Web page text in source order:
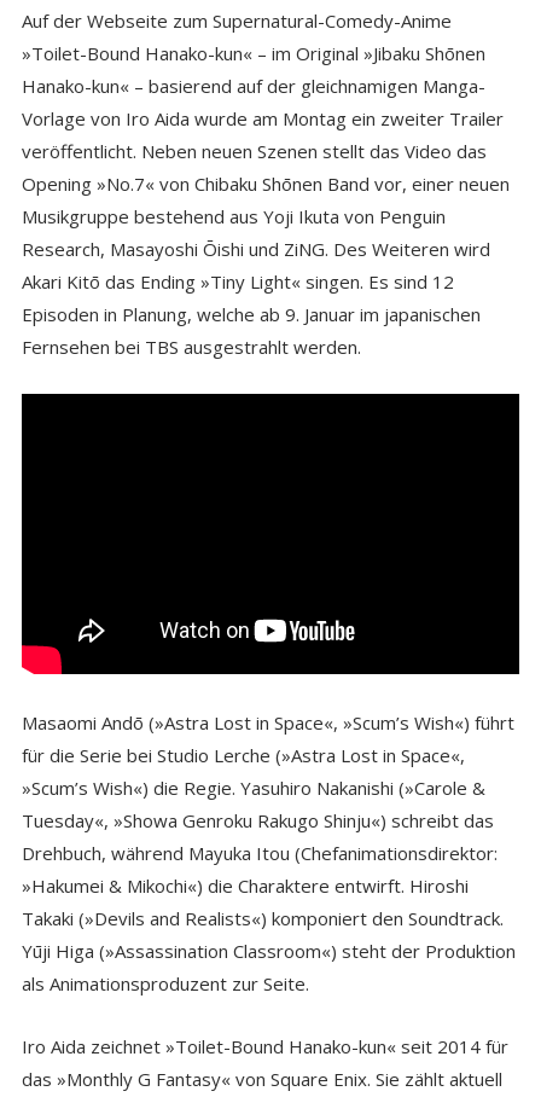
Auf der Webseite zum Supernatural-Comedy-Anime
»Toilet-Bound Hanako-kun« – im Original »Jibaku Shōnen
Hanako-kun« – basierend auf der gleichnamigen Manga-
Vorlage von Iro Aida wurde am Montag ein zweiter Trailer
veröffentlicht. Neben neuen Szenen stellt das Video das
Opening »No.7« von Chibaku Shōnen Band vor, einer neuen
Musikgruppe bestehend aus Yoji Ikuta von Penguin
Research, Masayoshi Ōishi und ZiNG. Des Weiteren wird
Akari Kitō das Ending »Tiny Light« singen. Es sind 12
Episoden in Planung, welche ab 9. Januar im japanischen
Fernsehen bei TBS ausgestrahlt werden.
Masaomi Andō (»Astra Lost in Space«, »Scum’s Wish«) führt
für die Serie bei Studio Lerche (»Astra Lost in Space«,
»Scum’s Wish«) die Regie. Yasuhiro Nakanishi (»Carole &
Tuesday«, »Showa Genroku Rakugo Shinju«) schreibt das
Drehbuch, während Mayuka Itou (Chefanimationsdirektor:
»Hakumei & Mikochi«) die Charaktere entwirft. Hiroshi
Takaki (»Devils and Realists«) komponiert den Soundtrack.
Yūji Higa (»Assassination Classroom«) steht der Produktion
als Animationsproduzent zur Seite.
Iro Aida zeichnet »Toilet-Bound Hanako-kun« seit 2014 für
das »Monthly G Fantasy« von Square Enix. Sie zählt aktuell